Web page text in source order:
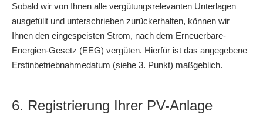
Sobald wir von Ihnen alle vergütungsrelevanten Unterlagen
ausgefüllt und unterschrieben zurückerhalten, können wir
Ihnen den eingespeisten Strom, nach dem Erneuerbare-
Energien-Gesetz (EEG) vergüten. Hierfür ist das angegebene
Erstinbetriebnahmedatum (siehe 3. Punkt) maßgeblich.
6. Registrierung Ihrer PV-Anlage